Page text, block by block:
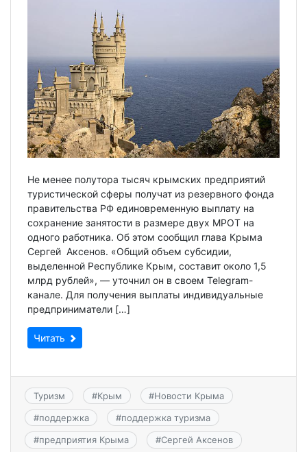
Не менее полутора тысяч крымских предприятий
туристической сферы получат из резервного фонда
правительства РФ единовременную выплату на
сохранение занятости в размере двух МРОТ на
одного работника. Об этом сообщил глава Крыма
Сергей Аксенов. «Общий объем субсидии,
выделенной Республике Крым, составит около 1,5
млрд рублей», — уточнил он в своем Telegram-
канале. Для получения выплаты индивидуальные
предприниматели […]
Читать
Туризм #Крым #Новости Крыма
#поддержка #поддержка туризма
#предприятия Крыма #Сергей Аксенов